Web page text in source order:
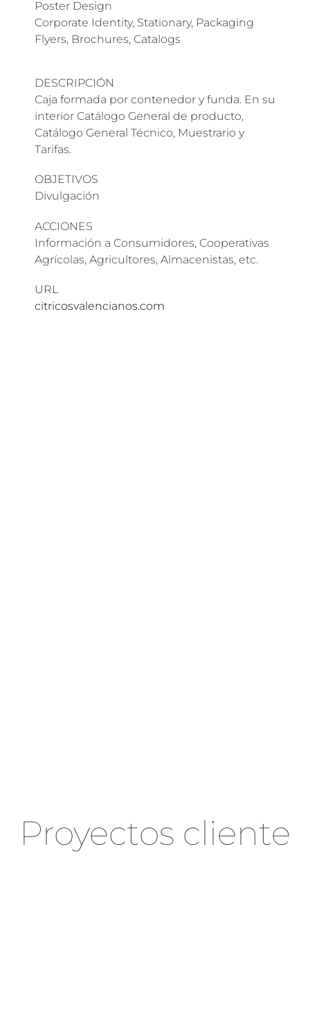
Poster Design
Corporate Identity, Stationary, Packaging
Flyers, Brochures, Catalogs
DESCRIPCIÓN
Caja formada por contenedor y funda. En su
interior Catálogo General de producto,
Catálogo General Técnico, Muestrario y
Tarifas.
OBJETIVOS
Divulgación
ACCIONES
Información a Consumidores, Cooperativas
Agrícolas, Agricultores, Almacenistas, etc.
URL
citricosvalencianos.com
Proyectos cliente